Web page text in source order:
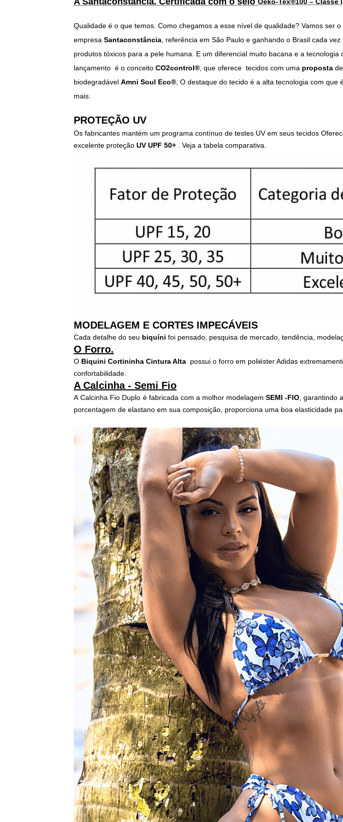
Qualidade é o que temos. Como chegamos a esse nível de qualidade? Vamos ser
empresa Santaconstância , referência em São Paulo e ganhando o Brasil cada
produtos tóxicos para a pele humana. E um diferencial muito bacana e a
lançamento é o conceito CO2control® , que oferece tecidos com uma proposta
biodegradável Amni Soul Eco® , O destaque do tecido é a alta tecnologia com
mais.
PROTEÇÃO UV
Os fabricantes mantém um programa contínuo de testes UV em seus tecidos
excelente proteção UV UPF 50+ . Veja a tabela comparativa.
MODELAGEM E CORTES IMPECÁVEIS
Cada detalhe do seu biquíni foi pensado, pesquisa de mercado, tendência,
O Forro.
O Biquini Cortininha Cintura Alta possui o forro em poliéster Adidas
confortabilidade.
A Calcinha - Semi Fio
A Calcinha Fio Duplo é fabricada com a molhor modelagem SEMI -FIO , garantindo
porcentagem de elastano em sua composição, proporciona uma boa elasticidade